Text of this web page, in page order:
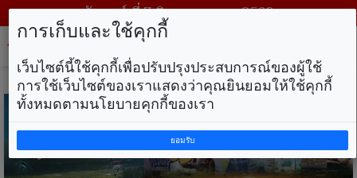
วันศุกร์ ที่ 7 สิงหาคม พ.ศ. 2569
การเก็บและใช้คุกกี้
เว็บไซต์นี้ใช้คุกกี้เพื่อปรับปรุงประสบการณ์ของผู้ใช้
การใช้เว็บไซต์ของเราแสดงว่าคุณยินยอมให้ใช้คุกกี้
ทั้งหมดตามนโยบายคุกกี้ของเรา
ยอมรับ